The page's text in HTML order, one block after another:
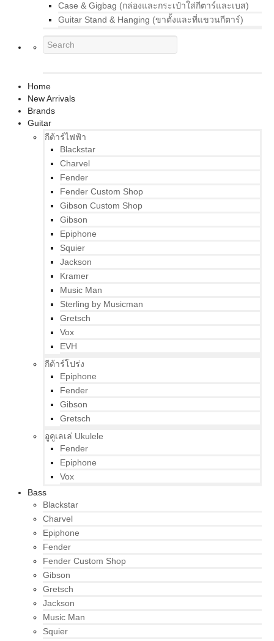
Case & Gigbag (กล่องและกระเป๋าใส่กีตาร์และเบส)
Guitar Stand & Hanging (ขาตั้งและที่แขวนกีตาร์)
Home
New Arrivals
Brands
Guitar
กีต้าร์ไฟฟ้า
Blackstar
Charvel
Fender
Fender Custom Shop
Gibson Custom Shop
Gibson
Epiphone
Squier
Jackson
Kramer
Music Man
Sterling by Musicman
Gretsch
Vox
EVH
กีต้าร์โปร่ง
Epiphone
Fender
Gibson
Gretsch
อูคูเลเล่ Ukulele
Fender
Epiphone
Vox
Bass
Blackstar
Charvel
Epiphone
Fender
Fender Custom Shop
Gibson
Gretsch
Jackson
Music Man
Squier